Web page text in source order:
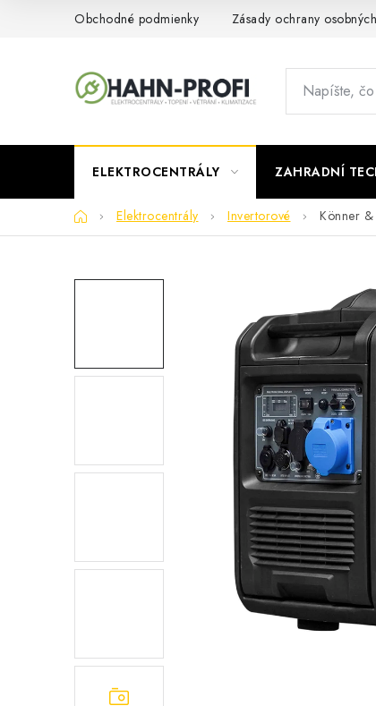
Obchodné podmienky Zásady ochrany
ELEKTROCENTRÁLY ZAHRADNÍ
DomovElektrocentrály Invertorové Könner